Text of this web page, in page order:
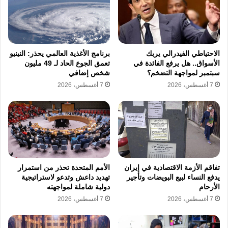
التنفيذ يوم الخميس، حيث فُرضت رسوم جمركية
على واردات تتراوح بين 10% و50% على العديد
من الاقتصادات الإقليمية.
انخفض مؤشر ASX 200 الأسترالي
هبط مؤشر كوسبي الكوري الجنوبيبنسبة
0.3% تحت وطأة تعريفة 15%.
تراجعت مؤشرات هونغ كونغ، حيث انخفض
مؤشر هانغ سنغ بنسبة 0.6%، متأثرًا بهبوط
سهم
بنسبة 5.2% بعد إعلان أرباح
مخيبة للآمال.
الاحتياطي الفيدرالي يربك
الأسواق.. هل يرفع الفائدة في
سبتمبر لمواجهة التضخم؟
7 أغسطس، 2026
برنامج الأغذية العالمي يحذر: النينيو
تعمق الجوع الحاد لـ 49 مليون
شخص إضافي
7 أغسطس، 2026
تفاقم الأزمة الاقتصادية في إيران
يدفع النساء لبيع البويضات وتأجير
الأرحام
7 أغسطس، 2026
الأمم المتحدة تحذر من استمرار
تهديد داعش وتدعو لاستراتيجية
دولية شاملة لمواجهته
7 أغسطس، 2026